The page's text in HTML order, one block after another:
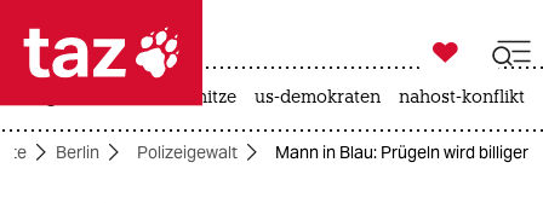
 taz zahl ich
taz zahl ich

taz zahl ich
hitze us-demokraten nahost-konflikt
Berlin Polizeigewalt Mann in Blau: Prügeln wird billiger